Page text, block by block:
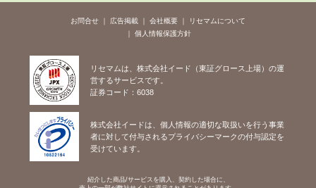
お問合せ 広告掲載 会社概要
リセマムについて
個人情報保護方針
リセマムは、株式会社イード（東証グロース上場）の運
営するサービスです。
証券コード：6038
株式会社イードは、個人情報の適切な取扱いを行う事業
者に対して付与されるプライバシーマークの付与認定を
受けています。
紹介した商品/サービスを購入、契約した場合に、